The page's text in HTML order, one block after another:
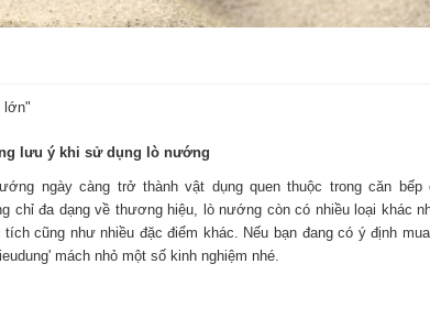
lớn"
lưu ý khi sử dụng lò nướng
ngày càng trở thành vật dụng quen thuộc trong căn bếp
chỉ đa dạng về thương hiệu, lò nướng còn có nhiều loại khác
tích cũng như nhiều đặc điểm khác. Nếu bạn đang có ý định
mách nhỏ một số kinh nghiệm nhé.